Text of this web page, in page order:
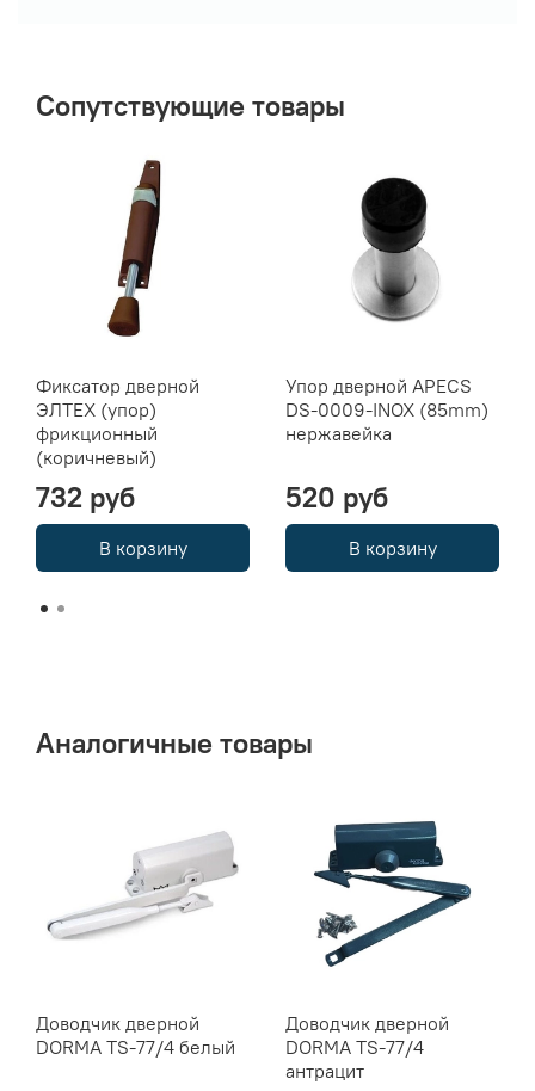
Сопутствующие товары
Фиксатор дверной
ЭЛТЕХ (упор)
фрикционный
(коричневый)
732 руб
В корзину
Упор дверной APECS
DS-0009-INOX (85mm)
нержавейка
520 руб
В корзину
Аналогичные товары
Доводчик дверной
DORMA TS-77/4 белый
Доводчик дверной
DORMA TS-77/4
антрацит